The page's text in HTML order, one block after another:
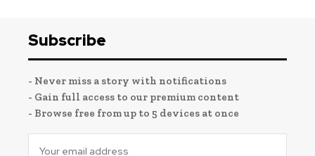
Subscribe
- Never miss a story with notifications
- Gain full access to our premium content
- Browse free from up to 5 devices at once